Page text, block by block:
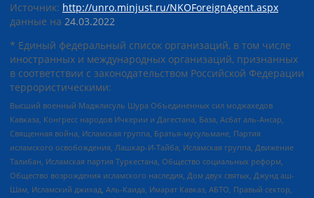
Источник: http://unro.minjust.ru/NKOForeignAgent.aspx
данные на 24.03.2022
* Единый федеральный список организаций, в том числе
иностранных и международных организаций, признанных
в соответствии с законодательством Российской Федерации
террористическими:
Высший военный Маджлисуль Шура Объединенных сил моджахедов
Кавказа, Конгресс народов Ичкерии и Дагестана, База, Асбат аль-Ансар,
Священная война, Исламская группа, Братья-мусульмане, Партия
исламского освобождения, Лашкар-И-Тайба, Исламская группа, Движение
Талибан, Исламская партия Туркестана, Общество социальных реформ,
Общество возрождения исламского наследия, Дом двух святых, Джунд аш-
Шам, Исламский джихад, Аль-Каида, Имарат Кавказ, АБТО, Правый сектор,